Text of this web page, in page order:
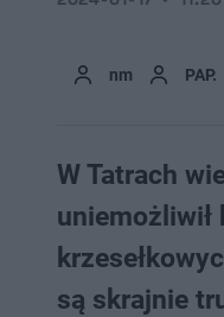
nm PAP.
W Tatrach
są skrajnie